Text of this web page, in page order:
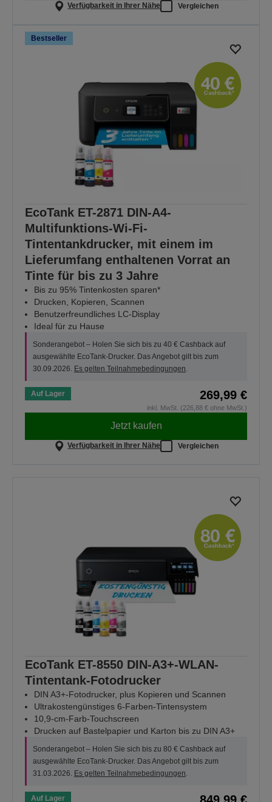
Verfügbarkeit in Ihrer Nähe Vergleichen
Bestseller
EcoTank ET-2871 DIN-A4-
Multifunktions-Wi-Fi-
Tintentankdrucker, mit einem im
Lieferumfang enthaltenen Vorrat an
Tinte für bis zu 3 Jahre
Bis zu 95% Tintenkosten sparen*
Drucken, Kopieren, Scannen
Benutzerfreundliches LC-Display
Ideal für zu Hause
Sonderangebot – Holen Sie sich bis zu 40 € Cashback auf
ausgewählte EcoTank-Drucker. Das Angebot gilt bis zum
30.09.2026. Es gelten Teilnahmebedingungen.
Auf Lager 269,99 €
inkl. MwSt. (226,88 € ohne MwSt.)
Jetzt kaufen
Verfügbarkeit in Ihrer Nähe Vergleichen
EcoTank ET-8550 DIN-A3+-WLAN-
Tintentank-Fotodrucker
DIN A3+-Fotodrucker, plus Kopieren und Scannen
Ultrakostengünstiges 6-Farben-Tintensystem
10,9-cm-Farb-Touchscreen
Drucken auf Bastelpapier und Karton bis zu DIN A3+
Sonderangebot – Holen Sie sich bis zu 80 € Cashback auf
ausgewählte EcoTank-Drucker. Das Angebot gilt bis zum
31.03.2026. Es gelten Teilnahmebedingungen.
Auf Lager